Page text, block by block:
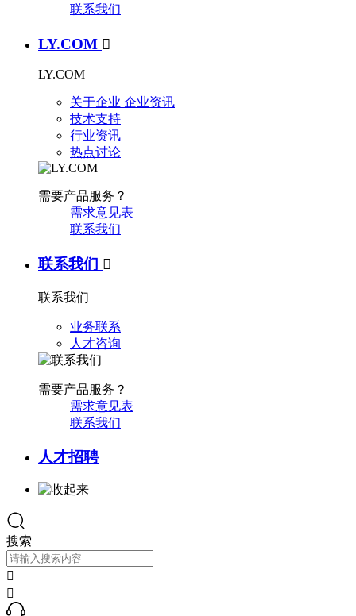
联系我们
LY.COM 
LY.COM
关于企业 企业资讯
技术支持
行业资讯
热点讨论
需要产品服务？
需求意见表
联系我们
联系我们 
联系我们
业务联系
人才咨询
需要产品服务？
需求意见表
联系我们
人才招聘
搜索

